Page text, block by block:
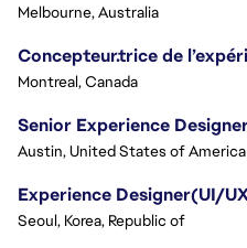
Melbourne, Australia
Montreal, Canada
Senior Experience
Austin, United States of America
Experience Designer(UI/
Seoul, Korea, Republic of